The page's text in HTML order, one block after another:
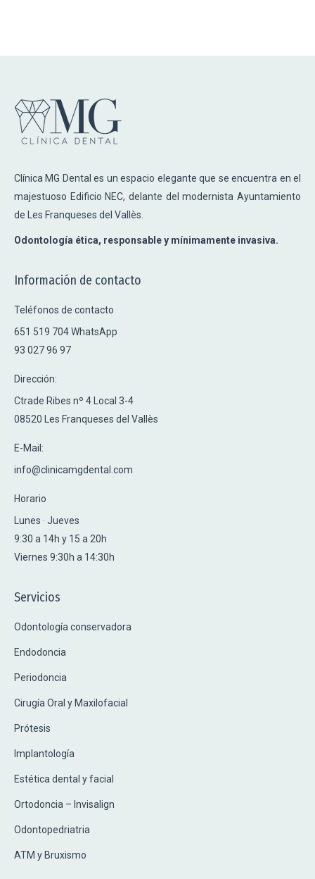
Clínica MG Dental es un espacio elegante que se encuentra en el
majestuoso Edificio NEC, delante del modernista Ayuntamiento
de Les Franqueses del Vallès.
Odontología ética, responsable y mínimamente invasiva.
Información de contacto
Teléfonos de contacto
651 519 704 WhatsApp
93 027 96 97
Dirección:
Ctrade Ribes nº 4 Local 3-4
08520 Les Franqueses del Vallès
E-Mail:
info@clinicamgdental.com
Horario
Lunes · Jueves
9:30 a 14h y 15 a 20h
Viernes 9:30h a 14:30h
Servicios
Odontología conservadora
Endodoncia
Periodoncia
Cirugía Oral y Maxilofacial
Prótesis
Implantología
Estética dental y facial
Ortodoncia – Invisalign
Odontopedriatria
ATM y Bruxismo